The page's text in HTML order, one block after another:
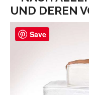
UND DEREN
Save